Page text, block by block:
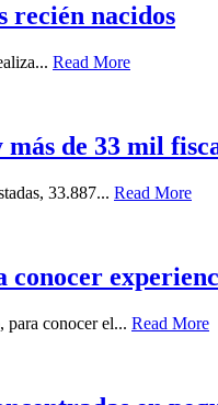
recién nacidos
Read More
de 33 mil
33.887... Read More
para conocer el... Read More